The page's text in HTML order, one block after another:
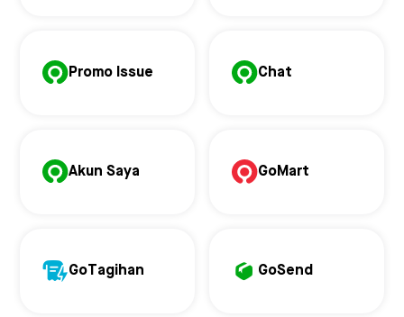
Promo Issue Chat
Akun Saya GoMart
GoTagihan GoSend